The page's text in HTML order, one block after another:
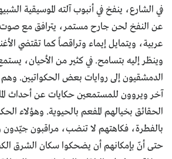
في الشارع، ينفخ في أنبوب آلته الموسيقية
عن النفخ لحن جارح مستمر، يترافق مع
عربية، ويتمايل إيماء وتراقصاً كما تقتضي
وينظر إليه بتسامح. في كثير من الأحيان،
الدمشقيون إلى روايات بعض الحكواتيين.
آخر ويروون للمستمعين حكايات عن أحداث
الحقائق بخيالهم المفعم بالحيوية. وهؤلاء
بالفطرة، فكاهتهم لا تنضب، مراقبون جيّدون
حتى أنّ بإمكانهم أن يضحكوا سكان الشرق